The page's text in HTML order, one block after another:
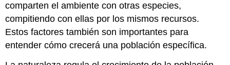
comparten el ambiente con otras especies,
compitiendo con ellas por los mismos recursos.
Estos factores también son importantes para
entender cómo crecerá una población específica.